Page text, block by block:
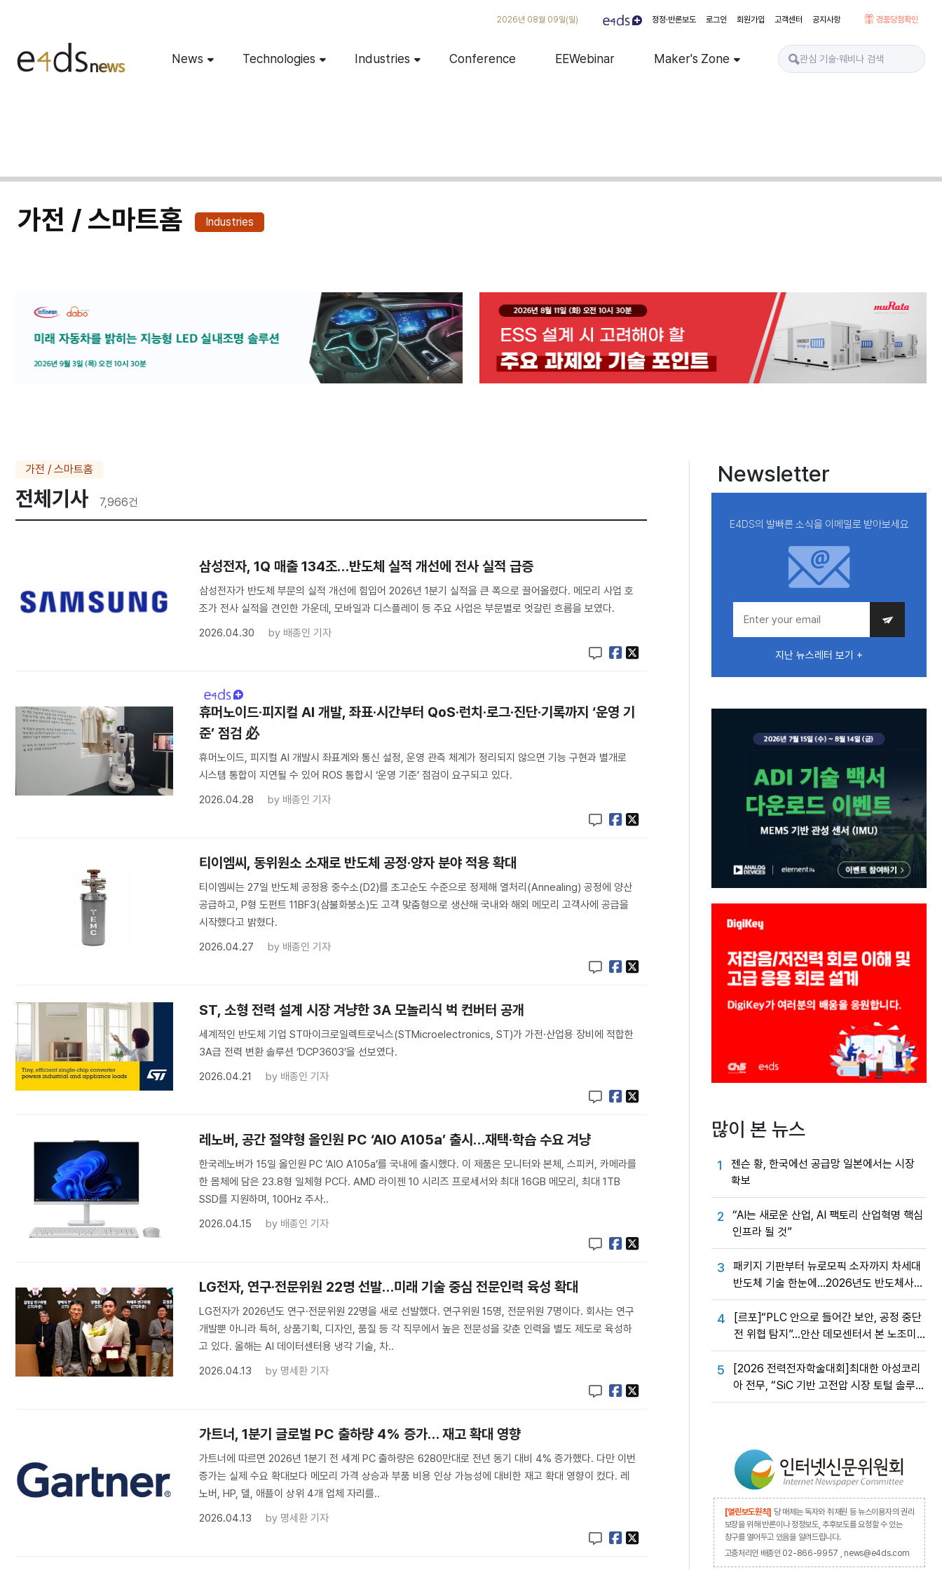
2026년 08월 09일(일) 정정·반론보도 로그인 회원가입 고객센터 공지사항 경품당첨확인
News Technologies Industries Conference EEWebinar Maker's Zone
가전 / 스마트홈 Industries
가전 / 스마트홈
전체기사 7,966건
삼성전자, 1Q 매출 134조…반도체 실적 개선에 전사 실적 급증
삼성전자가 반도체 부문의 실적 개선에 힘입어 2026년 1분기 실적을 큰 폭으로 끌어올렸다. 메모리 사업 호
조가 전사 실적을 견인한 가운데, 모바일과 디스플레이 등 주요 사업은 부문별로 엇갈린 흐름을 보였다.
2026.04.30
by 배종인 기자
휴머노이드·피지컬 AI 개발, 좌표·시간부터 QoS·런치·로그·진단·기록까지 ‘운영 기
준’ 점검 必
휴머노이드, 피지컬 AI 개발시 좌표계와 통신 설정, 운영 관측 체계가 정리되지 않으면 기능 구현과 별개로
시스템 통합이 지연될 수 있어 ROS 통합시 ‘운영 기준’ 점검이 요구되고 있다.
2026.04.28
by 배종인 기자
티이엠씨, 동위원소 소재로 반도체 공정·양자 분야 적용 확대
티이엠씨는 27일 반도체 공정용 중수소(D2)를 초고순도 수준으로 정제해 열처리(Annealing) 공정에 양산
공급하고, P형 도펀트 11BF3(삼불화붕소)도 고객 맞춤형으로 생산해 국내와 해외 메모리 고객사에 공급을
시작했다고 밝혔다.
2026.04.27
by 배종인 기자
ST, 소형 전력 설계 시장 겨냥한 3A 모놀리식 벅 컨버터 공개
세계적인 반도체 기업 ST마이크로일렉트로닉스(STMicroelectronics, ST)가 가전·산업용 장비에 적합한
3A급 전력 변환 솔루션 ‘DCP3603’을 선보였다.
2026.04.21
by 배종인 기자
레노버, 공간 절약형 올인원 PC ‘AIO A105a’ 출시…재택·학습 수요 겨냥
한국레노버가 15일 올인원 PC ‘AIO A105a’를 국내에 출시했다. 이 제품은 모니터와 본체, 스피커, 카메라를
한 몸체에 담은 23.8형 일체형 PC다. AMD 라이젠 10 시리즈 프로세서와 최대 16GB 메모리, 최대 1TB
SSD를 지원하며, 100Hz 주사..
2026.04.15
by 배종인 기자
LG전자, 연구·전문위원 22명 선발…미래 기술 중심 전문인력 육성 확대
LG전자가 2026년도 연구·전문위원 22명을 새로 선발했다. 연구위원 15명, 전문위원 7명이다. 회사는 연구
개발뿐 아니라 특허, 상품기획, 디자인, 품질 등 각 직무에서 높은 전문성을 갖춘 인력을 별도 제도로 육성하
고 있다. 올해는 AI 데이터센터용 냉각 기술, 차..
2026.04.13
by 명세환 기자
가트너, 1분기 글로벌 PC 출하량 4% 증가… 재고 확대 영향
가트너에 따르면 2026년 1분기 전 세계 PC 출하량은 6280만대로 전년 동기 대비 4% 증가했다. 다만 이번
증가는 실제 수요 확대보다 메모리 가격 상승과 부품 비용 인상 가능성에 대비한 재고 확대 영향이 컸다. 레
노버, HP, 델, 애플이 상위 4개 업체 자리를..
2026.04.13
by 명세환 기자
Newsletter
E4DS의 발빠른 소식을 이메일로 받아보세요
지난 뉴스레터 보기 +
많이 본 뉴스
1
젠슨 황, 한국에선 공급망 일본에서는 시장
확보
2
“AI는 새로운 산업, AI 팩토리 산업혁명 핵심
인프라 될 것”
3
패키지 기판부터 뉴로모픽 소자까지 차세대
반도체 기술 한눈에…2026년도 반도체사업
성과교류회
4
[르포]“PLC 안으로 들어간 보안, 공정 중단
전 위협 탐지”…안산 데모센터서 본 노조미
네트웍스 OT 보안의 실제
5
[2026 전력전자학술대회]최대한 아성코리
아 전무, “SiC 기반 고전압 시장 토털 솔루션
제공”
[열린보도원칙] 당 매체는 독자와 취재원 등 뉴스이용자의 권리
보장을 위해 반론이나 정정보도, 추후보도를 요청할 수 있는
창구를 열어두고 있음을 알려드립니다.
고충처리인 배종인 02-866-9957 , news@e4ds.com